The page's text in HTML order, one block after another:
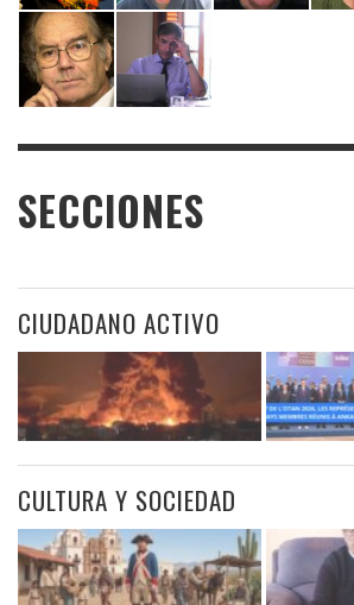
SECCIONES
CIUDADANO ACTIVO
CULTURA Y SOCIEDAD